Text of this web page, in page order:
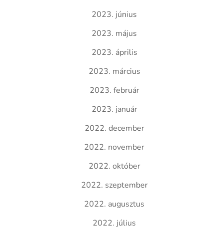
2023. június
2023. május
2023. április
2023. március
2023. február
2023. január
2022. december
2022. november
2022. október
2022. szeptember
2022. augusztus
2022. július